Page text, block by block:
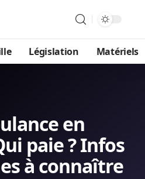
Législation Matériels
en
paie ? Infos
à connaître